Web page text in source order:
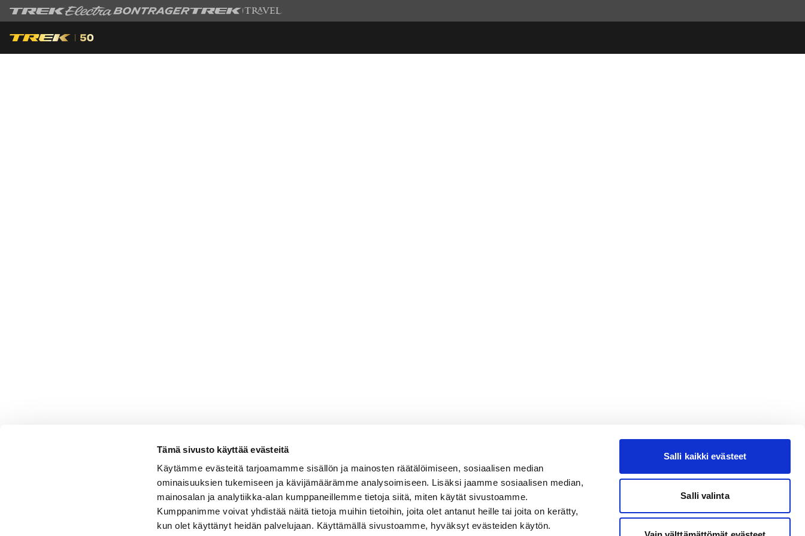
Tämä sivusto käyttää evästeitä
Käytämme evästeitä tarjoamamme sisällön ja mainosten räätälöimiseen, sosiaalisen median
ominaisuuksien tukemiseen ja kävijämäärämme analysoimiseen. Lisäksi jaamme sosiaalisen median,
mainosalan ja analytiikka-alan kumppaneillemme tietoja siitä, miten käytät sivustoamme.
Kumppanimme voivat yhdistää näitä tietoja muihin tietoihin, joita olet antanut heille tai joita on kerätty,
kun olet käyttänyt heidän palvelujaan. Käyttämällä sivustoamme, hyväksyt evästeiden käytön.
Salli kaikki evästeet
Salli valinta